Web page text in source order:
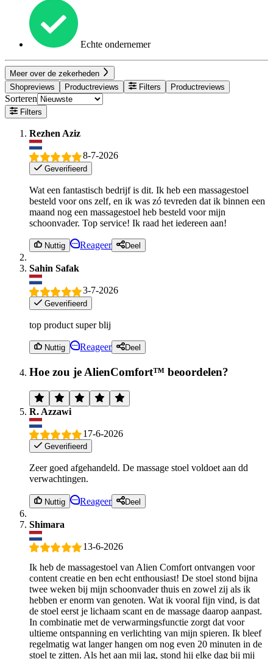
Echte ondernemer
Meer over de zekerheden
Shopreviews
Productreviews Filters Productreviews
Sorteren
Filters
Rezhen Aziz
8-7-2026
Geverifieerd
Wat een fantastisch bedrijf is dit. Ik heb een massagestoel
besteld voor ons zelf, en ik was zó tevreden dat ik binnen een
maand nog een massagestoel heb besteld voor mijn
schoonvader. Top service! Ik raad het iedereen aan!
Nuttig Reageer Deel
Sahin Safak
3-7-2026
Geverifieerd
top product super blij
Nuttig Reageer Deel
Hoe zou je AlienComfort™ beoordelen?
R. Azzawi
17-6-2026
Geverifieerd
Zeer goed afgehandeld. De massage stoel voldoet aan dd
verwachtingen.
Nuttig Reageer Deel
Shimara
13-6-2026
Ik heb de massagestoel van Alien Comfort ontvangen voor
content creatie en ben echt enthousiast! De stoel stond bijna
twee weken bij mijn schoonvader thuis en zowel zij als ik
hebben er enorm van genoten. Wat ik vooral fijn vind, is dat
de stoel eerst je lichaam scant en de massage daarop aanpast.
In combinatie met de verwarmingsfunctie zorgt dat voor
ultieme ontspanning en verlichting van mijn spieren. Ik bleef
regelmatig wat langer hangen om nog even 20 minuten in de
stoel te zitten. Als het aan mij lag, stond hij elke dag bij mij